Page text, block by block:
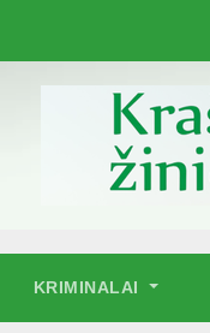
KRIMINALAI